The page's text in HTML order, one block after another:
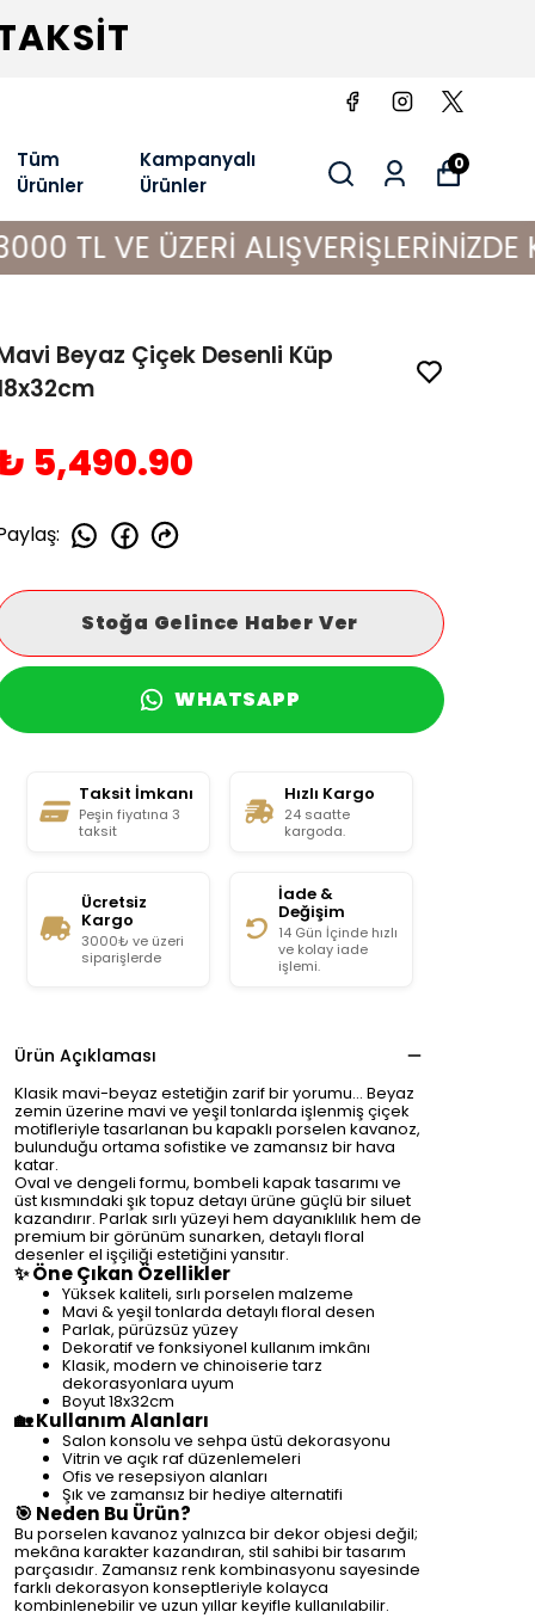
Tüm
Ürünler
Kampanyalı
Ürünler
0
ÜZERİ ALIŞVERİŞLERİNİZDE KARGO
Beyaz Çiçek Desenli Küp
5,490.90
:
Stoğa Gelince Haber Ver
WHATSAPP
Taksit İmkanı
Peşin fiyatına 3
taksit
Hızlı Kargo
24 saatte
kargoda.
Ücretsiz
Kargo
3000₺ ve üzeri
siparişlerde
İade &
Değişim
14 Gün İçinde hızlı
ve kolay iade
işlemi.
Ürün Açıklaması
Klasik mavi-beyaz estetiğin zarif bir yorumu… Beyaz
zemin üzerine mavi ve yeşil tonlarda işlenmiş çiçek
motifleriyle tasarlanan bu kapaklı porselen kavanoz,
bulunduğu ortama sofistike ve zamansız bir hava
katar.
Oval ve dengeli formu, bombeli kapak tasarımı ve
üst kısmındaki şık topuz detayı ürüne güçlü bir siluet
kazandırır. Parlak sırlı yüzeyi hem dayanıklılık hem de
premium bir görünüm sunarken, detaylı floral
desenler el işçiliği estetiğini yansıtır.
✨ Öne Çıkan Özellikler
Yüksek kaliteli, sırlı porselen malzeme
Mavi & yeşil tonlarda detaylı floral desen
Parlak, pürüzsüz yüzey
Dekoratif ve fonksiyonel kullanım imkânı
Klasik, modern ve chinoiserie tarz
dekorasyonlara uyum
Boyut 18x32cm
🏡 Kullanım Alanları
Salon konsolu ve sehpa üstü dekorasyonu
Vitrin ve açık raf düzenlemeleri
Ofis ve resepsiyon alanları
Şık ve zamansız bir hediye alternatifi
🎯 Neden Bu Ürün?
Bu porselen kavanoz yalnızca bir dekor objesi değil;
mekâna karakter kazandıran, stil sahibi bir tasarım
parçasıdır. Zamansız renk kombinasyonu sayesinde
farklı dekorasyon konseptleriyle kolayca
kombinlenebilir ve uzun yıllar keyifle kullanılabilir.